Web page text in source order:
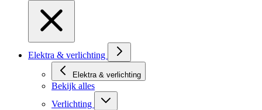
Elektra & verlichting
Elektra & verlichting
Bekijk alles
Verlichting